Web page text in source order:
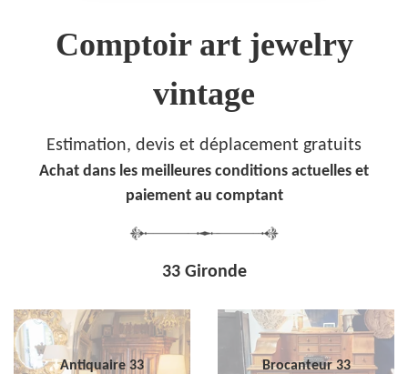
Comptoir art jewelry
vintage
Estimation, devis et déplacement gratuits
Achat dans les meilleures conditions actuelles et
paiement au comptant
33 Gironde
Antiquaire 33 Brocanteur 33